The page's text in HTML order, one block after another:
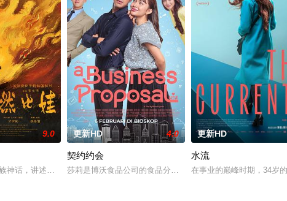
9.0
神话，讲述了一只被人类抚养长大的猴子，追寻母亲阿勿巴吉（周迅 配音）的
更新HD 4.0
契约约会
莎莉是博沃食品公司的食品分析师，如今陷入财务困境，她
更新HD
水流
在事业的巅峰时期，34岁